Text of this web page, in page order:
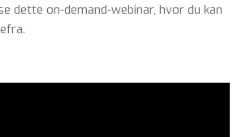
dette on-demand-webinar, hvor du kan